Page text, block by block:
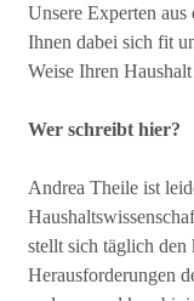
Unsere Experten
Ihnen dabei sich fit
Weise Ihren
Wer schreibt hier?
Andrea Theile ist
stellt sich täglich den
Herausforderungen